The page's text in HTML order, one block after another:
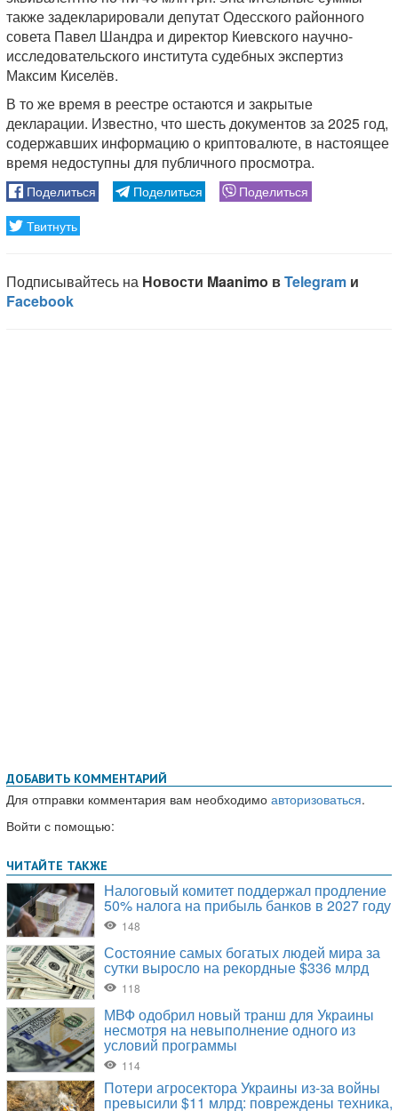
также задекларировали депутат Одесского районного
совета Павел Шандра и директор Киевского научно-
исследовательского института судебных экспертиз
Максим Киселёв.
В то же время в реестре остаются и закрытые
декларации. Известно, что шесть документов за 2025 год,
содержавших информацию о криптовалюте, в настоящее
время недоступны для публичного просмотра.
ДОБАВИТЬ КОММЕНТАРИЙ
Для отправки комментария вам необходимо авторизоваться.
Войти с помощью: